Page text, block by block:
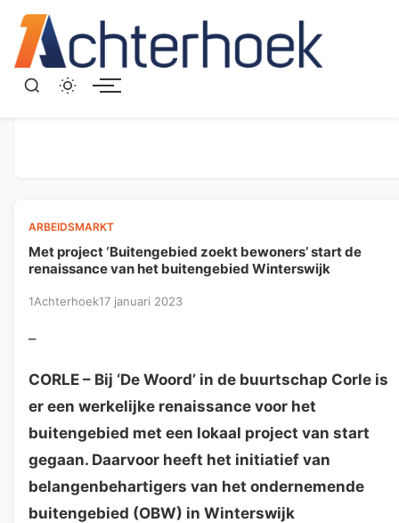
ARBEIDSMARKT
Met project ‘Buitengebied zoekt bewoners’ start de
renaissance van het buitengebied Winterswijk
1Achterhoek17 januari 2023
–
CORLE – Bij ‘De Woord’ in de buurtschap Corle is
er een werkelijke renaissance voor het
buitengebied met een lokaal project van start
gegaan. Daarvoor heeft het initiatief van
belangenbehartigers van het ondernemende
buitengebied (OBW) in Winterswijk